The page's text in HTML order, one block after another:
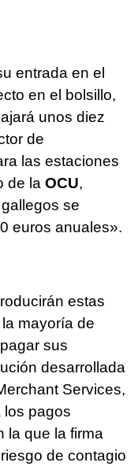
entrada en el
en el bolsillo,
unos diez
de
las estaciones
de la OCU,
se
euros anuales».
estas
mayoría de
sus
desarrollada
Services,
los pagos
la que la firma
de contagio